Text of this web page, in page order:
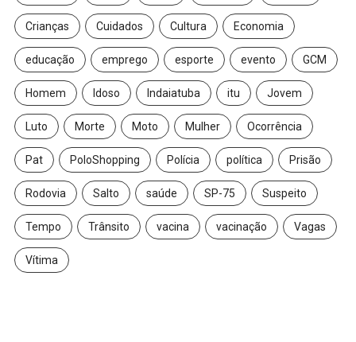
Crianças Cuidados Cultura Economia
educação emprego esporte evento GCM
Homem Idoso Indaiatuba itu Jovem
Luto Morte Moto Mulher Ocorrência
Pat PoloShopping Polícia política Prisão
Rodovia Salto saúde SP-75 Suspeito
Tempo Trânsito vacina vacinação Vagas
Vítima